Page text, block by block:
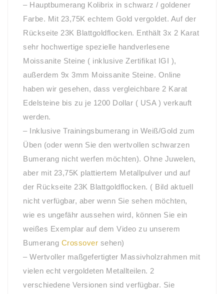
– Hauptbumerang Kolibrix in schwarz / goldener
Farbe. Mit 23,75K echtem Gold vergoldet. Auf der
Rückseite 23K Blattgoldflocken. Enthält 3x 2 Karat
sehr hochwertige spezielle handverlesene
Moissanite Steine ​​( inklusive Zertifikat IGI ),
außerdem 9x 3mm Moissanite Steine. Online
haben wir gesehen, dass vergleichbare 2 Karat
Edelsteine bis zu je 1200 Dollar ( USA ) verkauft
werden.
– Inklusive Trainingsbumerang in Weiß/Gold zum
Üben (oder wenn Sie den wertvollen schwarzen
Bumerang nicht werfen möchten). Ohne Juwelen,
aber mit 23,75K plattiertem Metallpulver und auf
der Rückseite 23K Blattgoldflocken. ( Bild aktuell
nicht verfügbar, aber wenn Sie sehen möchten,
wie es ungefähr aussehen wird, können Sie ein
weißes Exemplar auf dem Video zu unserem
Bumerang Crossover sehen)
– Wertvoller maßgefertigter Massivholzrahmen mit
vielen echt vergoldeten Metallteilen. 2
verschiedene Versionen sind verfügbar. Sie